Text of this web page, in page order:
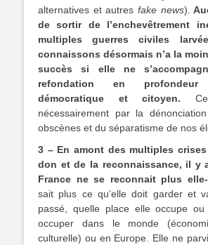
alternatives et autres fake news).
de sortir de l’enchevêtrement
multiples guerres civiles
connaissons désormais n’a la
succès si elle ne
refondation en
démocratique et citoyen.
nécessairement par la
obscènes et du séparatisme de nos
3 – En amont des multiples
don et de la reconnaissance, il y
France ne se reconnait plus elle-
sait plus ce qu’elle doit garder et
passé, quelle place elle occupe ou
occuper dans le monde
culturelle) ou en Europe. Elle ne